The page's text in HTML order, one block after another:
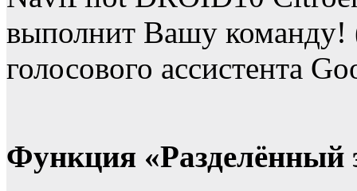
выполнит Вашу команду!
голосового ассистента
Функция «Разделённый